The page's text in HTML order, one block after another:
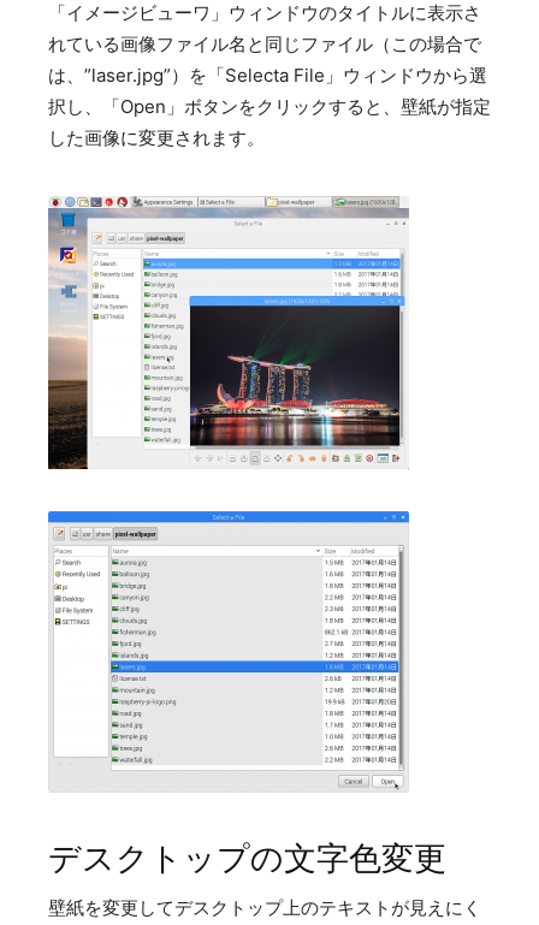
「イメージビューワ」ウィンドウのタイトルに表示さ
れている画像ファイル名と同じファイル（この場合で
は、”laser.jpg”）を「Selecta File」ウィンドウから選
択し、「Open」ボタンをクリックすると、壁紙が指定
した画像に変更されます。
デスクトップの文字色変更
壁紙を変更してデスクトップ上のテキストが見えにく